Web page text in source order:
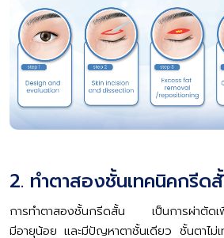
2. ทำตาสองชั้นเทคนิคกรีด
การทำตาสองชั้นกรีดสั้น เป็นการผ่าตัดเพื่
มีอายุน้อย และมีปัญหาตาชั้นเดียว ชั้นตาไม่